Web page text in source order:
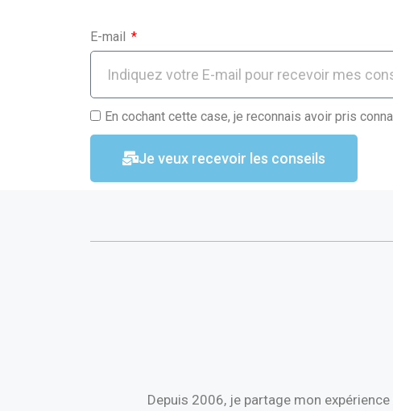
E-mail
En cochant cette case, je reconnais avoir pris
Je veux recevoir les conseils
Depuis 2006, je partage mon